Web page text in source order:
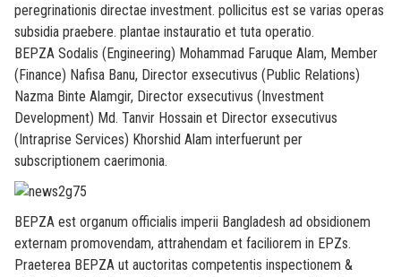
peregrinationis directae investment. pollicitus est se varias operas
subsidia praebere. plantae instauratio et tuta operatio.
BEPZA Sodalis (Engineering) Mohammad Faruque Alam, Member
(Finance) Nafisa Banu, Director exsecutivus (Public Relations)
Nazma Binte Alamgir, Director exsecutivus (Investment
Development) Md. Tanvir Hossain et Director exsecutivus
(Intraprise Services) Khorshid Alam interfuerunt per
subscriptionem caerimonia.
BEPZA est organum officialis imperii Bangladesh ad obsidionem
externam promovendam, attrahendam et faciliorem in EPZs.
Praeterea BEPZA ut auctoritas competentis inspectionem &